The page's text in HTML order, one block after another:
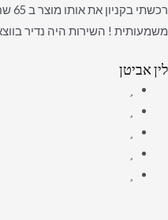
משמעותית ! השירות היה נדיר
לין אביטן